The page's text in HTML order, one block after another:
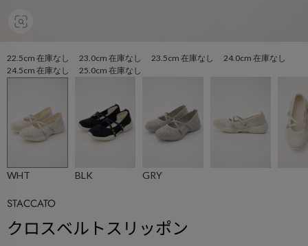
22.5cm 在庫なし 23.0cm 在庫なし 23.5cm 在庫なし 24.0cm 在庫なし
24.5cm 在庫なし 25.0cm 在庫なし
WHT BLK GRY
STACCATO
クロスベルトスリッポン